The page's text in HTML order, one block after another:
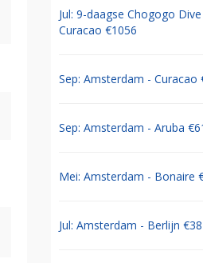
Jul: 9-daagse Chogogo
Curacao €1056
Sep: Amsterdam - Curacao
Sep: Amsterdam - Aruba
Mei: Amsterdam - Bonaire
Jul: Amsterdam - Berlijn €38